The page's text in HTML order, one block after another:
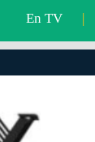
En TV |